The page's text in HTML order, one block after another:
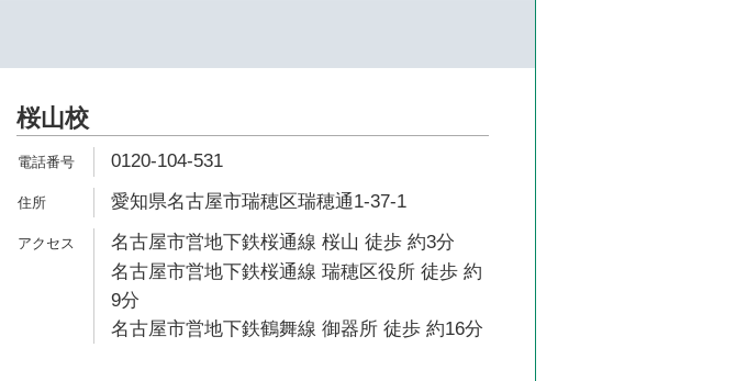
桜山校
0120-104-531
愛知県名古屋市瑞穂区瑞穂通1-37-1
名古屋市営地下鉄桜通線 桜山 徒歩 約3分
名古屋市営地下鉄桜通線 瑞穂区役所 徒歩 約
9分
名古屋市営地下鉄鶴舞線 御器所 徒歩 約16分